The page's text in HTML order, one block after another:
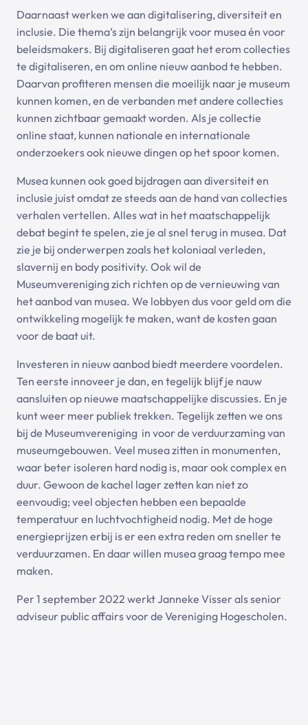
Daarnaast werken we aan digitalisering, diversiteit en
inclusie. Die thema’s zijn belangrijk voor musea én voor
beleidsmakers. Bij digitaliseren gaat het erom collecties
te digitaliseren, en om online nieuw aanbod te hebben.
Daarvan profiteren mensen die moeilijk naar je museum
kunnen komen, en de verbanden met andere collecties
kunnen zichtbaar gemaakt worden. Als je collectie
online staat, kunnen nationale en internationale
onderzoekers ook nieuwe dingen op het spoor komen.
Musea kunnen ook goed bijdragen aan diversiteit en
inclusie juist omdat ze steeds aan de hand van collecties
verhalen vertellen. Alles wat in het maatschappelijk
debat begint te spelen, zie je al snel terug in musea. Dat
zie je bij onderwerpen zoals het koloniaal verleden,
slavernij en body positivity. Ook wil de
Museumvereniging zich richten op de vernieuwing van
het aanbod van musea. We lobbyen dus voor geld om die
ontwikkeling mogelijk te maken, want de kosten gaan
voor de baat uit.
Investeren in nieuw aanbod biedt meerdere voordelen.
Ten eerste innoveer je dan, en tegelijk blijf je nauw
aansluiten op nieuwe maatschappelijke discussies. En je
kunt weer meer publiek trekken. Tegelijk zetten we ons
bij de Museumvereniging in voor de verduurzaming van
museumgebouwen. Veel musea zitten in monumenten,
waar beter isoleren hard nodig is, maar ook complex en
duur. Gewoon de kachel lager zetten kan niet zo
eenvoudig; veel objecten hebben een bepaalde
temperatuur en luchtvochtigheid nodig. Met de hoge
energieprijzen erbij is er een extra reden om sneller te
verduurzamen. En daar willen musea graag tempo mee
maken.
Per 1 september 2022 werkt Janneke Visser als senior
adviseur public affairs voor de Vereniging Hogescholen.